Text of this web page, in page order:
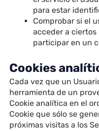
para estar
Comprobar si el
acceder a ciertos
participar en un
Cookies
Cada vez que un
herramienta de un
Cookie analítica en el
Cookie que sólo se
próximas visitas a los